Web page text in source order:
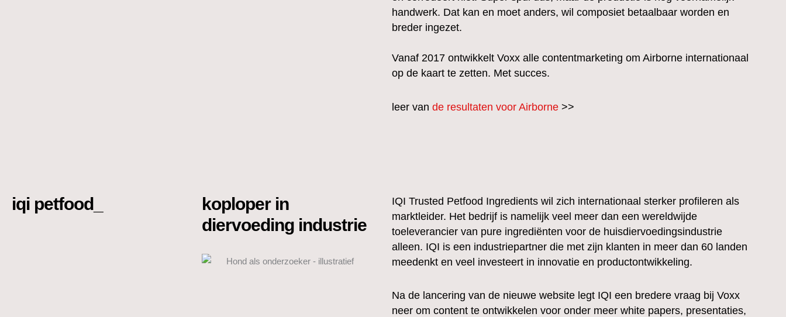
handwerk. Dat kan en moet anders, wil composiet betaalbaar worden en
breder ingezet.
Vanaf 2017 ontwikkelt Voxx alle contentmarketing om Airborne internationaal
op de kaart te zetten. Met succes.
leer van de resultaten voor Airborne >>
iqi petfood_
koploper in
diervoeding industrie
IQI Trusted Petfood Ingredients wil zich internationaal sterker profileren als
marktleider. Het bedrijf is namelijk veel meer dan een wereldwijde
toeleverancier van pure ingrediënten voor de huisdiervoedingsindustrie
alleen. IQI is een industriepartner die met zijn klanten in meer dan 60 landen
meedenkt en veel investeert in innovatie en productontwikkeling.
Na de lancering van de nieuwe website legt IQI een bredere vraag bij Voxx
neer om content te ontwikkelen voor onder meer white papers, presentaties,